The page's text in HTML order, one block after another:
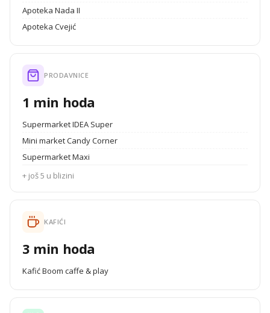
Apoteka Nada II
Apoteka Cvejić
PRODAVNICE
1 min hoda
Supermarket IDEA Super
Mini market Candy Corner
Supermarket Maxi
+ još 5 u blizini
KAFIĆI
3 min hoda
Kafić Boom caffe & play